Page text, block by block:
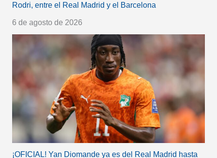
Rodri, entre el Real Madrid y el Barcelona
6 de agosto de 2026
¡OFICIAL! Yan Diomande ya es del Real Madrid hasta